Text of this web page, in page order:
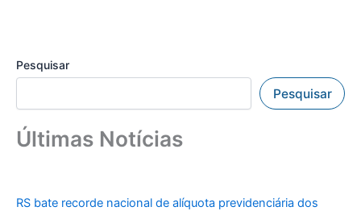
Pesquisar
Pesquisar
Últimas Notícias
RS bate recorde nacional de alíquota previdenciária dos